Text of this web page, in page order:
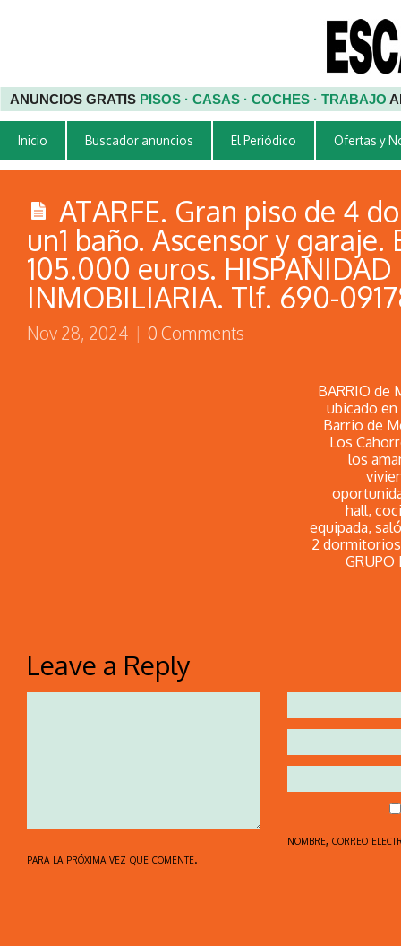
ANUNCIOS GRATIS PISOS · CASAS · COCHES · TRABAJO
Inicio Buscador anuncios El Periódico Ofertas y
ATARFE. Gran piso de 4
un1 baño. Ascensor y garaje.
105.000 euros. HISPANIDAD
INMOBILIARIA. Tlf. 690-
Nov 28, 2024 | 0 Comments
BARRIO de
ubicado
Barrio de
Los
los
hall,
equipada,
2
GRUPO
Leave a Reply
nombre, correo
para la próxima vez que comente.